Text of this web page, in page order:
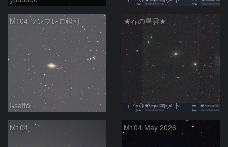
M104 ソンブレロ銀河
I-satto
★春の星雲★
（＾０＾）コメト
M104 M104 May 2026